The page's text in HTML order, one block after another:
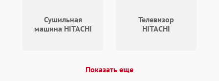
Сушильная
машина HITACHI
Телевизор
HITACHI
Показать еще